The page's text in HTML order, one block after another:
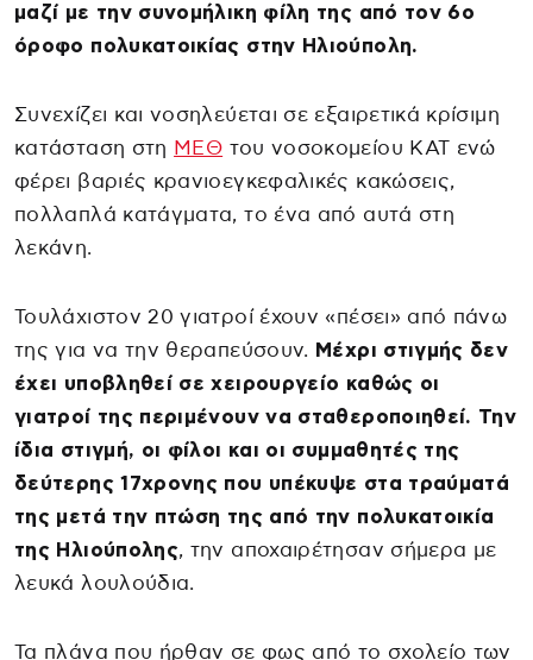
μαζί με την συνομήλικη φίλη της από τον 6ο
όροφο πολυκατοικίας στην Ηλιούπολη.
Συνεχίζει και νοσηλεύεται σε εξαιρετικά κρίσιμη
κατάσταση στη ΜΕΘ του νοσοκομείου ΚΑΤ ενώ
φέρει βαριές κρανιοεγκεφαλικές κακώσεις,
πολλαπλά κατάγματα, το ένα από αυτά στη
λεκάνη.
Τουλάχιστον 20 γιατροί έχουν «πέσει» από πάνω
της για να την θεραπεύσουν. Μέχρι στιγμής δεν
έχει υποβληθεί σε χειρουργείο καθώς οι
γιατροί της περιμένουν να σταθεροποιηθεί. Την
ίδια στιγμή, οι φίλοι και οι συμμαθητές της
δεύτερης 17χρονης που υπέκυψε στα τραύματά
της μετά την πτώση της από την πολυκατοικία
της Ηλιούπολης, την αποχαιρέτησαν σήμερα με
λευκά λουλούδια.
Τα πλάνα που ήρθαν σε φως από το σχολείο των